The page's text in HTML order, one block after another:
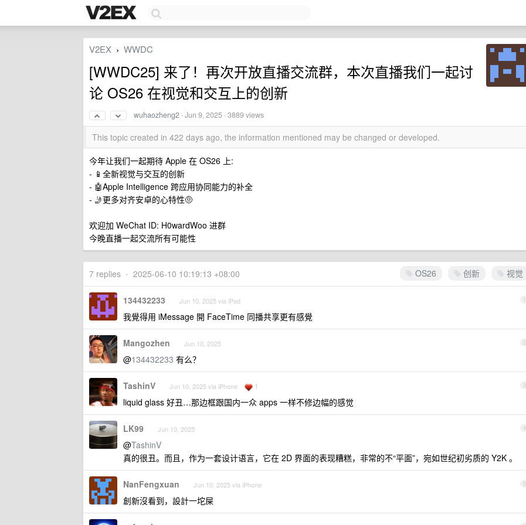
V2EX › WWDC
[WWDC25] 来了！再次开放直播交流群，本次直播我们一起讨
论 OS26 在视觉和交互上的创新
wuhaozheng2 ·Jun 9, 2025 · 3889 views
This topic created in 422 days ago, the information mentioned may be changed or developed.
今年让我们一起期待 Apple 在 OS26 上:
- 📱全新视觉与交互的创新
- 🤖Apple Intelligence 跨应用协同能力的补全
- 🤳更多对齐安卓的心特性🤨
欢迎加 WeChat ID: H0wardWoo 进群
今晚直播一起交流所有可能性
OS26 创新 视觉
7 replies • 2025-06-10 10:19:13 +08:00
1
134432233 Jun 10, 2025 via iPad
我覺得用 iMessage 開 FaceTime 同播共享更有感覺
2
Mangozhen Jun 10, 2025
@134432233 有么？
3
TashinV Jun 10, 2025 via iPhone 1
liquid glass 好丑…那边框跟国内一众 apps 一样不修边幅的感觉
4
LK99 Jun 10, 2025
@TashinV
真的很丑。而且，作为一套设计语言，它在 2D 界面的表现糟糕，非常的不“平面”，宛如世纪初劣质的 Y2K 。
5
NanFengxuan Jun 10, 2025 via iPhone
創新沒看到，設計一坨屎